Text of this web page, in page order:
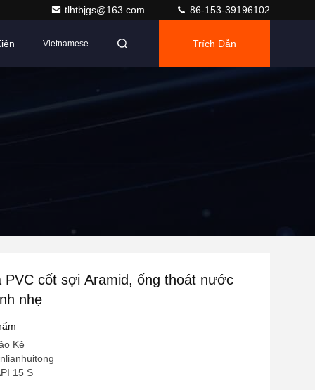
tlhtbjgs@163.com 86-153-39196102
Vietnamese Trích Dẫn
PVC cốt sợi Aramid, ống thoát nước
nhẹ
Kê
15 S